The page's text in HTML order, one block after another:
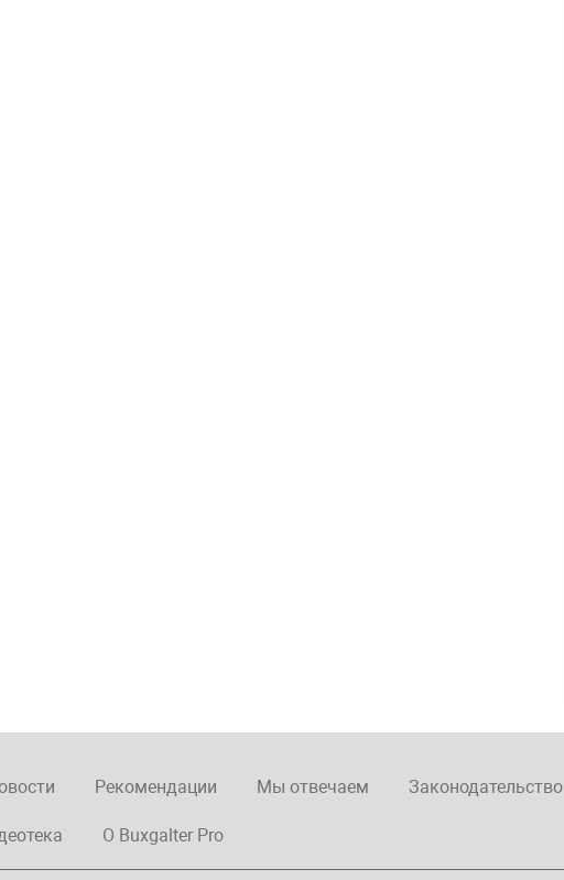
Рекомендации Мы отвечаем Законодательство
О Buxgalter Pro